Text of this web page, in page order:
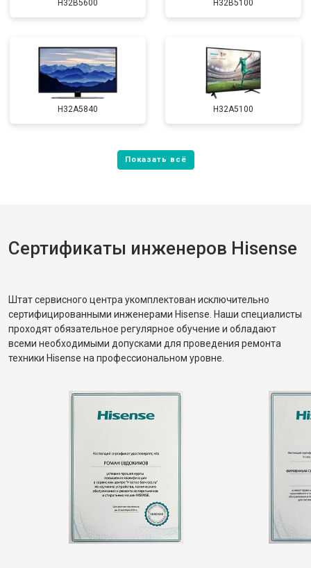
H32B5600 H32B5100
H32A5840 H32A5100
Сертификаты инженеров Hisense
Штат сервисного центра укомплектован исключительно
сертифицированными инженерами Hisense. Наши специалисты
проходят обязательное регулярное обучение и обладают
всеми необходимыми допусками для проведения ремонта
техники Hisense на профессиональном уровне.